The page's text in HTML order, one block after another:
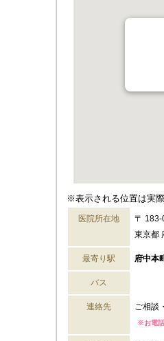
※表示される位置は実
医院所在地
〒 183-
東京都
最寄り駅 府中本
バス
連絡先 ご相談
※お電話